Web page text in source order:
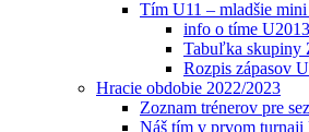
Tím U11 – mladšie
info o tíme U2013
Tabuľka skupiny
Rozpis zápasov
Hracie obdobie 2022/2023
Zoznam trénerov pre
Náš tím v prvom